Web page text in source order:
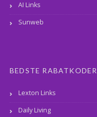
AI Links
Sunweb
BEDSTE RABATKODER
Lexton Links
Daily Living